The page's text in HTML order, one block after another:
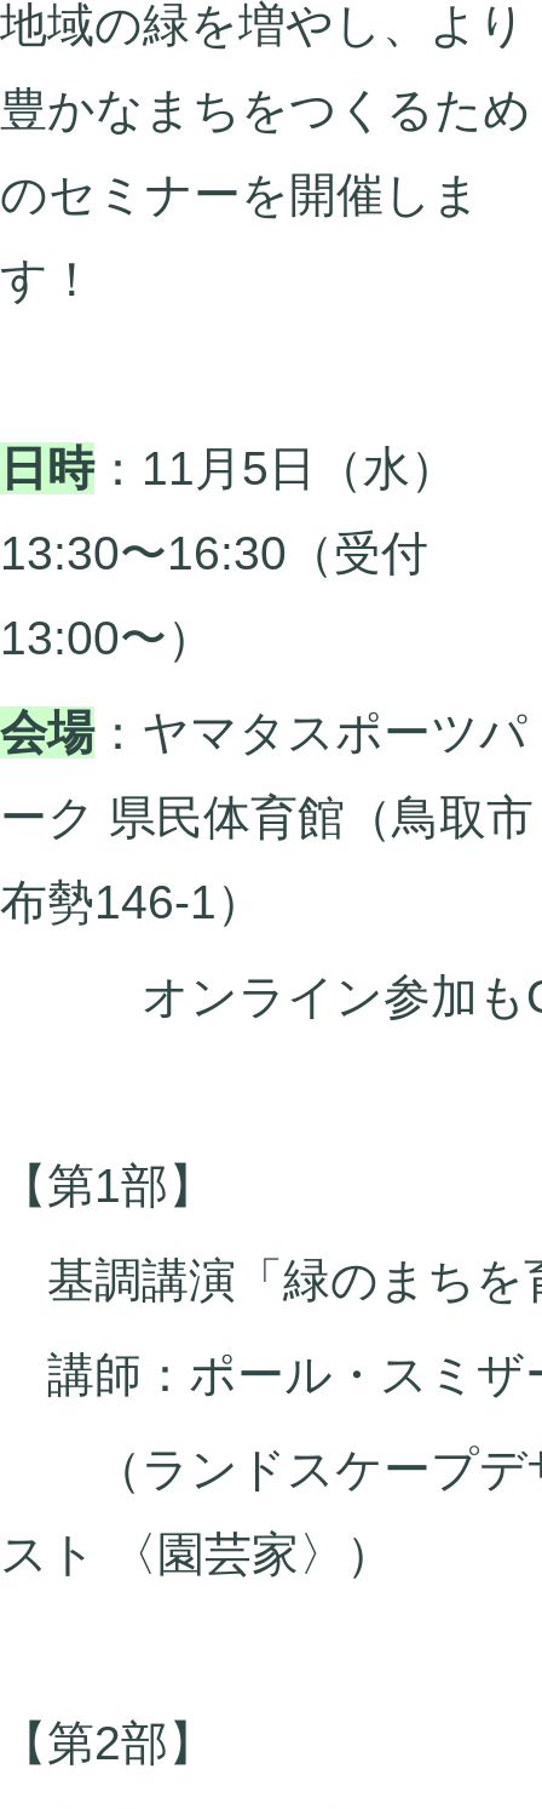
地域の緑を増やし、より
豊かなまちをつくるため
のセミナーを開催しま
す！
日時：11月5日（水）
13:30〜16:30（受付
13:00〜）
会場： ヤマタスポーツパ
ーク 県民体育館 （鳥取市
布勢146-1）
オンライン参加も
【第1部】
基調講演「緑のまちを
講師：ポール・スミザ
（ランドスケープデ
スト 〈園芸家〉）
【第2部】